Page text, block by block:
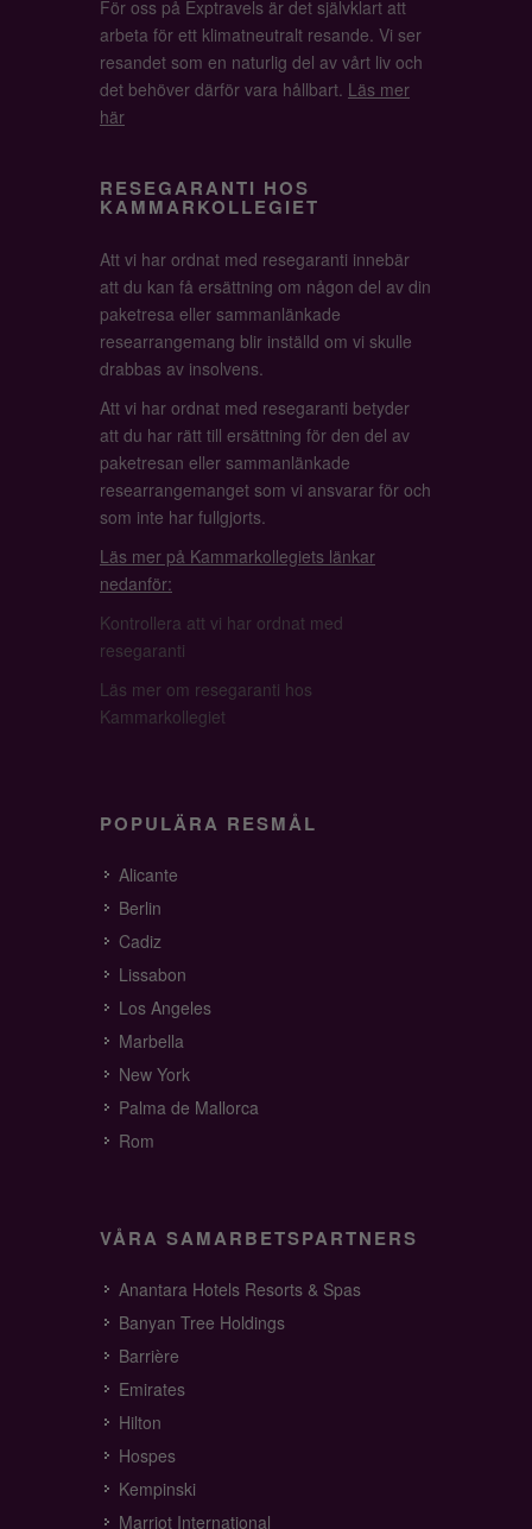
För oss på Exptravels är det självklart att
arbeta för ett klimatneutralt resande. Vi ser
resandet som en naturlig del av vårt liv och
det behöver därför vara hållbart. Läs mer
här
RESEGARANTI HOS
KAMMARKOLLEGIET
Att vi har ordnat med resegaranti innebär
att du kan få ersättning om någon del av din
paketresa eller sammanlänkade
researrangemang blir inställd om vi skulle
drabbas av insolvens.
Att vi har ordnat med resegaranti betyder
att du har rätt till ersättning för den del av
paketresan eller sammanlänkade
researrangemanget som vi ansvarar för och
som inte har fullgjorts.
Läs mer på Kammarkollegiets länkar
nedanför:
Kontrollera att vi har ordnat med
resegaranti
Läs mer om resegaranti hos
Kammarkollegiet
POPULÄRA RESMÅL
Alicante
Berlin
Cadiz
Lissabon
Los Angeles
Marbella
New York
Palma de Mallorca
Rom
VÅRA SAMARBETSPARTNERS
Anantara Hotels Resorts & Spas
Banyan Tree Holdings
Barrière
Emirates
Hilton
Hospes
Kempinski
Marriot International